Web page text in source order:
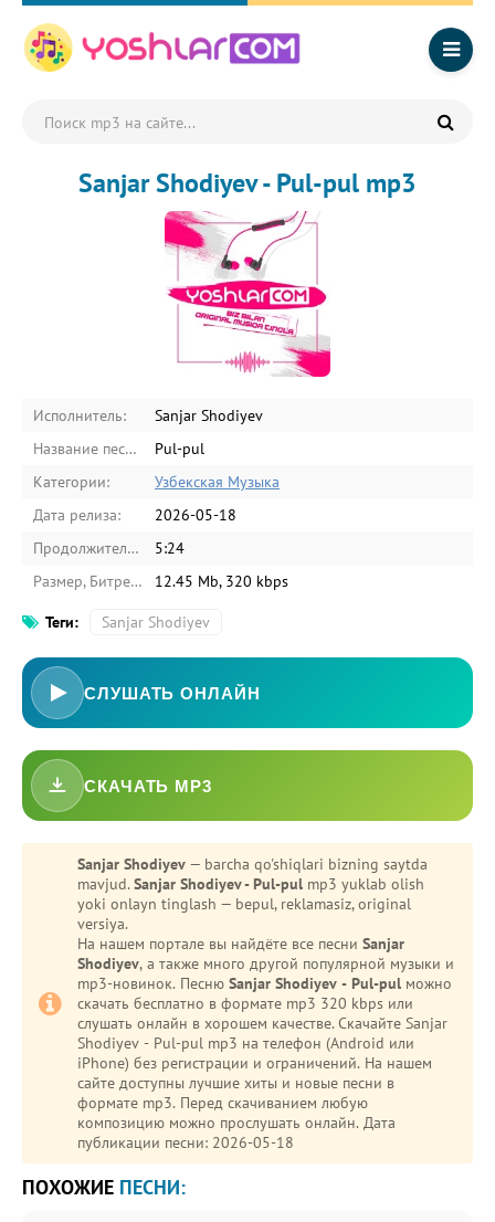
Sanjar Shodiyev - Pul-pul mp3
Исполнитель:
Sanjar Shodiyev
Название песни:
Pul-pul
Категории:
Узбекская Музыка
Дата релиза:
2026-05-18
Продолжительность:
5:24
Размер, Битрейт:
12.45 Mb, 320 kbps
Теги: Sanjar Shodiyev
СЛУШАТЬ ОНЛАЙН
СКАЧАТЬ MP3
Sanjar Shodiyev — barcha qo'shiqlari bizning saytda
mavjud. Sanjar Shodiyev - Pul-pul mp3 yuklab olish
yoki onlayn tinglash — bepul, reklamasiz, original
versiya.
На нашем портале вы найдёте все песни Sanjar
Shodiyev, а также много другой популярной музыки и
mp3-новинок. Песню Sanjar Shodiyev - Pul-pul можно
скачать бесплатно в формате mp3 320 kbps или
слушать онлайн в хорошем качестве. Скачайте Sanjar
Shodiyev - Pul-pul mp3 на телефон (Android или
iPhone) без регистрации и ограничений. На нашем
сайте доступны лучшие хиты и новые песни в
формате mp3. Перед скачиванием любую
композицию можно прослушать онлайн. Дата
публикации песни: 2026-05-18
ПОХОЖИЕ ПЕСНИ:
Bezori
Oshiq edim